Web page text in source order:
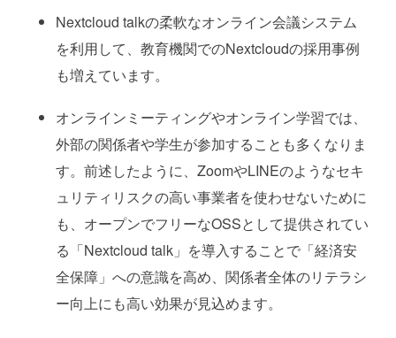
Nextcloud talkの柔軟なオンライン会議システム
を利用して、教育機関でのNextcloudの採用事例
も増えています。
オンラインミーティングやオンライン学習では、
外部の関係者や学生が参加することも多くなりま
す。前述したように、ZoomやLINEのようなセキ
ュリティリスクの高い事業者を使わせないために
も、オープンでフリーなOSSとして提供されてい
る「Nextcloud talk」を導入することで「経済安
全保障」への意識を高め、関係者全体のリテラシ
ー向上にも高い効果が見込めます。